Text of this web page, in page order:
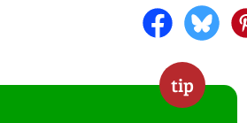
tip